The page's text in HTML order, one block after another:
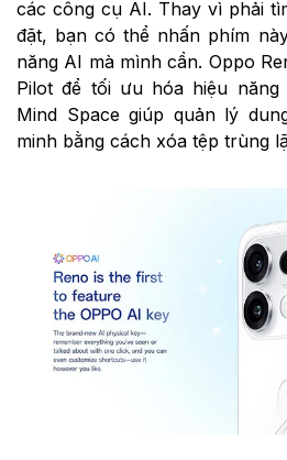
các công cụ AI. Thay vì phải
đặt, bạn có thể nhấn phím
năng AI mà mình cần. Oppo
Pilot để tối ưu hóa hiệu
Mind Space giúp quản lý
minh bằng cách xóa tệp trùng